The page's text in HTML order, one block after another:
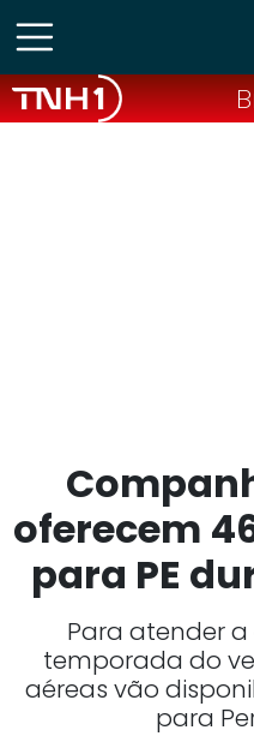
oferecem
para PE
Para atender
temporada do
aéreas vão
para